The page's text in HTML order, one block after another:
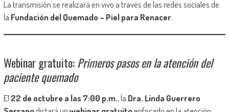
La transmisión se realizará en vivo a través de las redes sociales de
la Fundación del Quemado – Piel para Renacer.
Webinar gratuito:Primeros pasos en la atención del
paciente quemado
El 22 de octubre a las 7:00 p.m., la Dra. Linda Guerrero